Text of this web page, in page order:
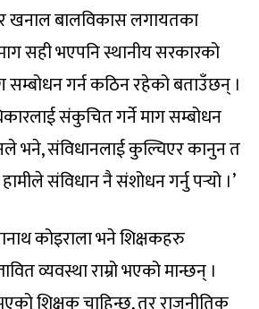
खनाल बालविकास लगायतका
सही भएपनि स्थानीय सरकारको
सम्बोधन गर्न कठिन रहेको बताउँछन् ।
संकुचित गर्ने माग सम्बोधन
भने, संविधानलाई कुल्चिएर कानुन त
संविधान नै संशोधन गर्नु पर्‍यो ।’
कोइराला भने शिक्षकहरु
व्यवस्था राम्रो भएको मान्छन् ।